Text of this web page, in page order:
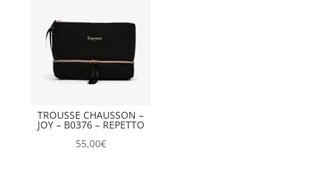
TROUSSE CHAUSSON –
JOY – B0376 – REPETTO
55,00€